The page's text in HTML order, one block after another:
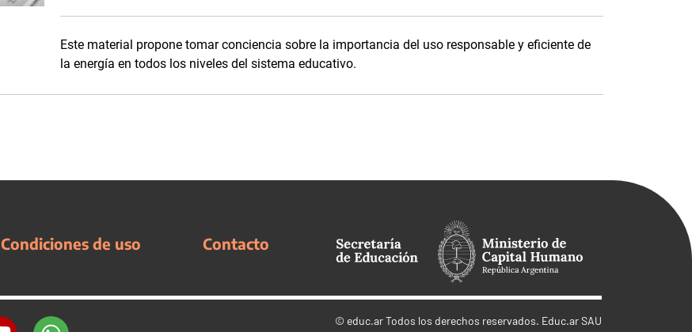
Este material propone tomar conciencia sobre la importancia del uso responsable y eficiente de
la energía en todos los niveles del sistema educativo.
Condiciones de uso Contacto
© educ.arTodos los derechos reservados. Educ.ar SAU